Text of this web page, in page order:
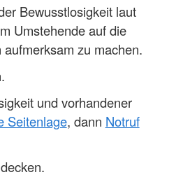
Bewusstlosigkeit laut
Umstehende auf die
zu machen.
und vorhandener
Seitenlage, dann Notruf